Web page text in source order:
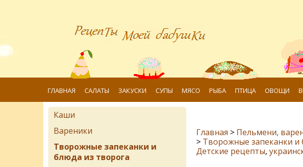
ГЛАВНАЯ САЛАТЫ ЗАКУСКИ СУПЫ МЯСО РЫБА ПТИЦА ОВОЩИ
Главная > Пельмени,
> Творожные запеканки и
Детские рецепты,
Каши
Вареники
Творожные запеканки и
блюда из творога